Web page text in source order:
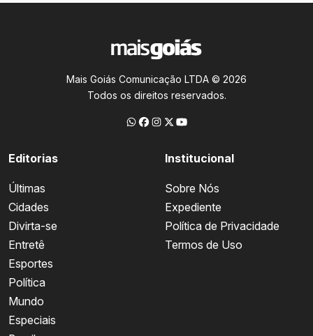
Mais Goiás Comunicação LTDA © 2026
Todos os direitos reservados.
Editorias
Últimas
Cidades
Divirta-se
Entretê
Esportes
Política
Mundo
Especiais
Institucional
Sobre Nós
Expediente
Política de Privacidade
Termos de Uso